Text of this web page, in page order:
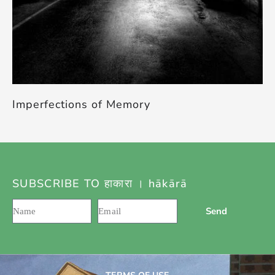
Imperfections of Memory
SUBSCRIBE TO हाकारा । hākārā
Send